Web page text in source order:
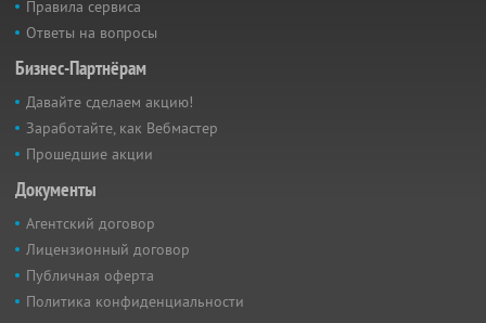
Правила сервиса
Ответы на вопросы
Бизнес-Партнёрам
Давайте сделаем акцию!
Заработайте, как Вебмастер
Прошедшие акции
Документы
Агентский договор
Лицензионный договор
Публичная оферта
Политика конфиденциальности